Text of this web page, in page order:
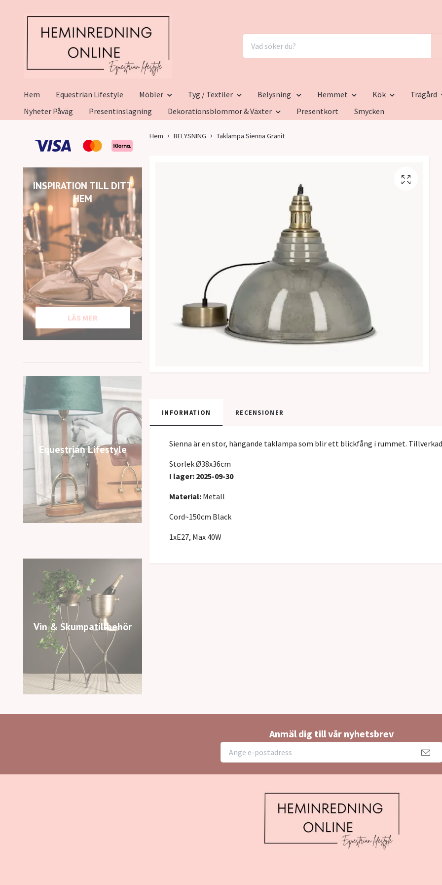
Hem Equestrian Lifestyle Möbler Tyg / Textiler Belysning Hemmet Kök Trägård
Nyheter Påväg
Presentinslagning Dekorationsblommor & Växter Presentkort Smycken
INSPIRATION TILL DITT
HEM
LÄS MER
Equestrian Lifestyle
Vin & Skumpatillbehör
Hem BELYSNING Taklampa Sienna Granit
INFORMATION RECENSIONER
Sienna är en stor, hängande taklampa som blir ett blickfång i rummet.
Storlek Ø38x36cm
I lager: 2025-09-30
Material: Metall
Cord~150cm Black
1xE27, Max 40W
Anmäl dig till vår nyhetsbrev